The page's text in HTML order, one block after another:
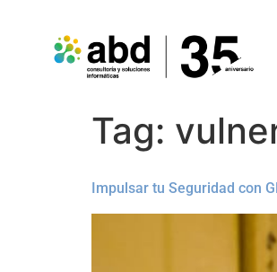
Tag:
Impulsar tu Seguridad con